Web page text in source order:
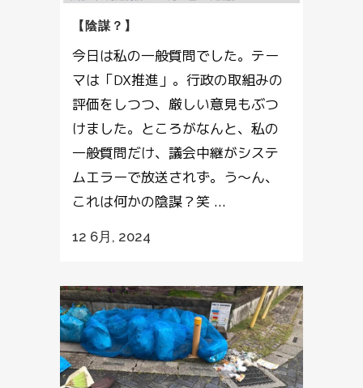
【陰謀？】
今日は私の一般質問でした。テー
マは「DX推進」。行政の取組みの
評価をしつつ、厳しい意見もぶつ
けました。ところがなんと、私の
一般質問だけ、議会中継がシステ
ムエラーで放送されず。う～ん、
これは何かの陰謀？笑 ...
12 6月, 2024